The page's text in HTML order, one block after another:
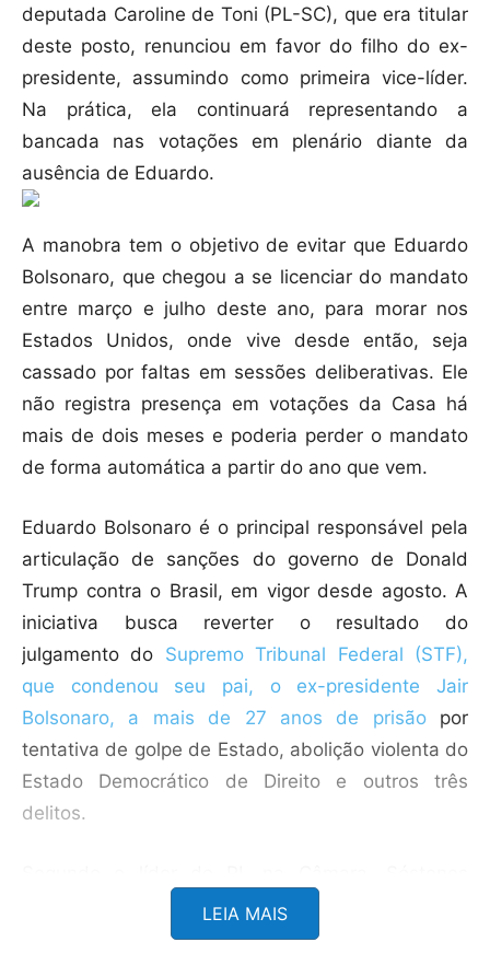
deputada Caroline de Toni (PL-SC), que era titular
deste posto, renunciou em favor do filho do ex-
presidente, assumindo como primeira vice-líder.
Na prática, ela continuará representando a
bancada nas votações em plenário diante da
ausência de Eduardo.
A manobra tem o objetivo de evitar que Eduardo
Bolsonaro, que chegou a se licenciar do mandato
entre março e julho deste ano, para morar nos
Estados Unidos, onde vive desde então, seja
cassado por faltas em sessões deliberativas. Ele
não registra presença em votações da Casa há
mais de dois meses e poderia perder o mandato
de forma automática a partir do ano que vem.
Eduardo Bolsonaro é o principal responsável pela
articulação de sanções do governo de Donald
Trump contra o Brasil, em vigor desde agosto. A
iniciativa busca reverter o resultado do
julgamento do Supremo Tribunal Federal (STF),
que condenou seu pai, o ex-presidente Jair
Bolsonaro, a mais de 27 anos de prisãopor
tentativa de golpe de Estado, abolição violenta do
Estado Democrático de Direito e outros três
delitos.
Cavalcante (RJ), a decisão foi adotada com base
em uma permissão em vigor desde 2015, a partir
LEIA MAIS